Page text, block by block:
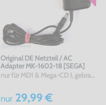
Original DE Netzteil / AC
Adapter MK-1602-18 [SEGA]
nur für MD1 & Mega-CD !, gebraucht
nur29,99 €